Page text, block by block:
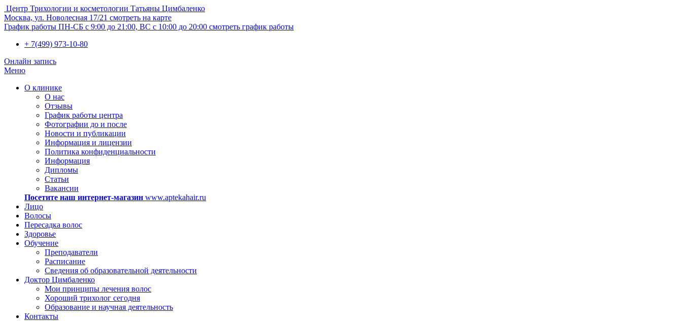
Центр Трихологии и косметологии Татьяны Цимбаленко
Москва, ул. Новолесная 17/21 смотреть на карте
График работы ПН-СБ с 9:00 до 21:00, ВС с 10:00 до 20:00 смотреть график работы
+ 7(499) 973-10-80
Онлайн запись
Меню
О клинике
О нас
Отзывы
График работы центра
Фотографии до и после
Новости и публикации
Информация и лицензии
Политика конфиденциальности
Информация
Дипломы
Статьи
Вакансии
Посетите наш интернет-магазин www.aptekahair.ru
Лицо
Волосы
Пересадка волос
Здоровье
Обучение
Преподаватели
Расписание
Сведения об образовательной деятельности
Доктор Цимбаленко
Мои принципы лечения волос
Хороший трихолог сегодня
Образование и научная деятельность
Контакты